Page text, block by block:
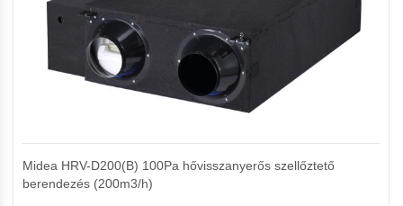
Midea HRV-D200(B) 100Pa hővisszanyerős szellőztető
berendezés (200m3/h)